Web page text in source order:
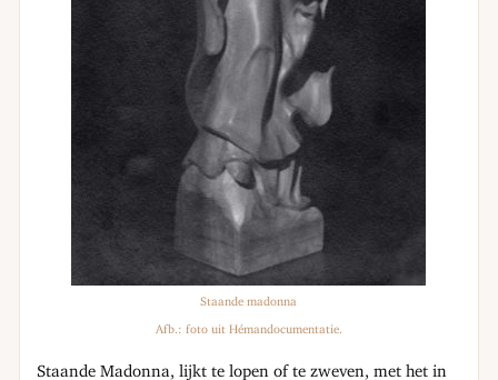
Staande madonna
Afb.: foto uit Hémandocumentatie.
Staande Madonna, lijkt te lopen of te zweven, met het in